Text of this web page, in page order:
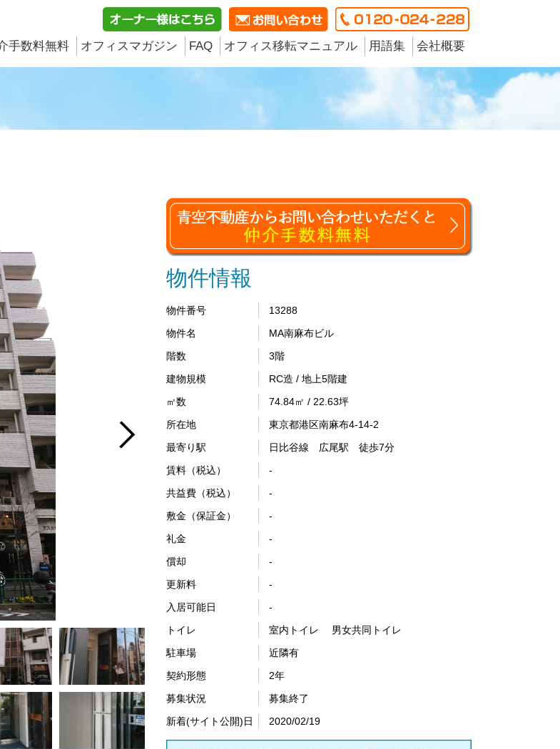
手数料無料 オフィスマガジン FAQ オフィス移転マニュアル 用語集 会社概要
物件情報
物件番号
13288
物件名
MA南麻布ビル
階数
3階
建物規模
RC造 / 地上5階建
㎡数
74.84㎡ / 22.63坪
所在地
東京都港区南麻布4-14-2
最寄り駅
日比谷線 広尾駅 徒歩7分
賃料（税込）
-
共益費（税込）
-
敷金（保証金）
-
礼金
-
償却
-
更新料
-
入居可能日
-
トイレ
室内トイレ 男女共同トイレ
駐車場
近隣有
契約形態
2年
募集状況
募集終了
新着(サイト公開)日
2020/02/19